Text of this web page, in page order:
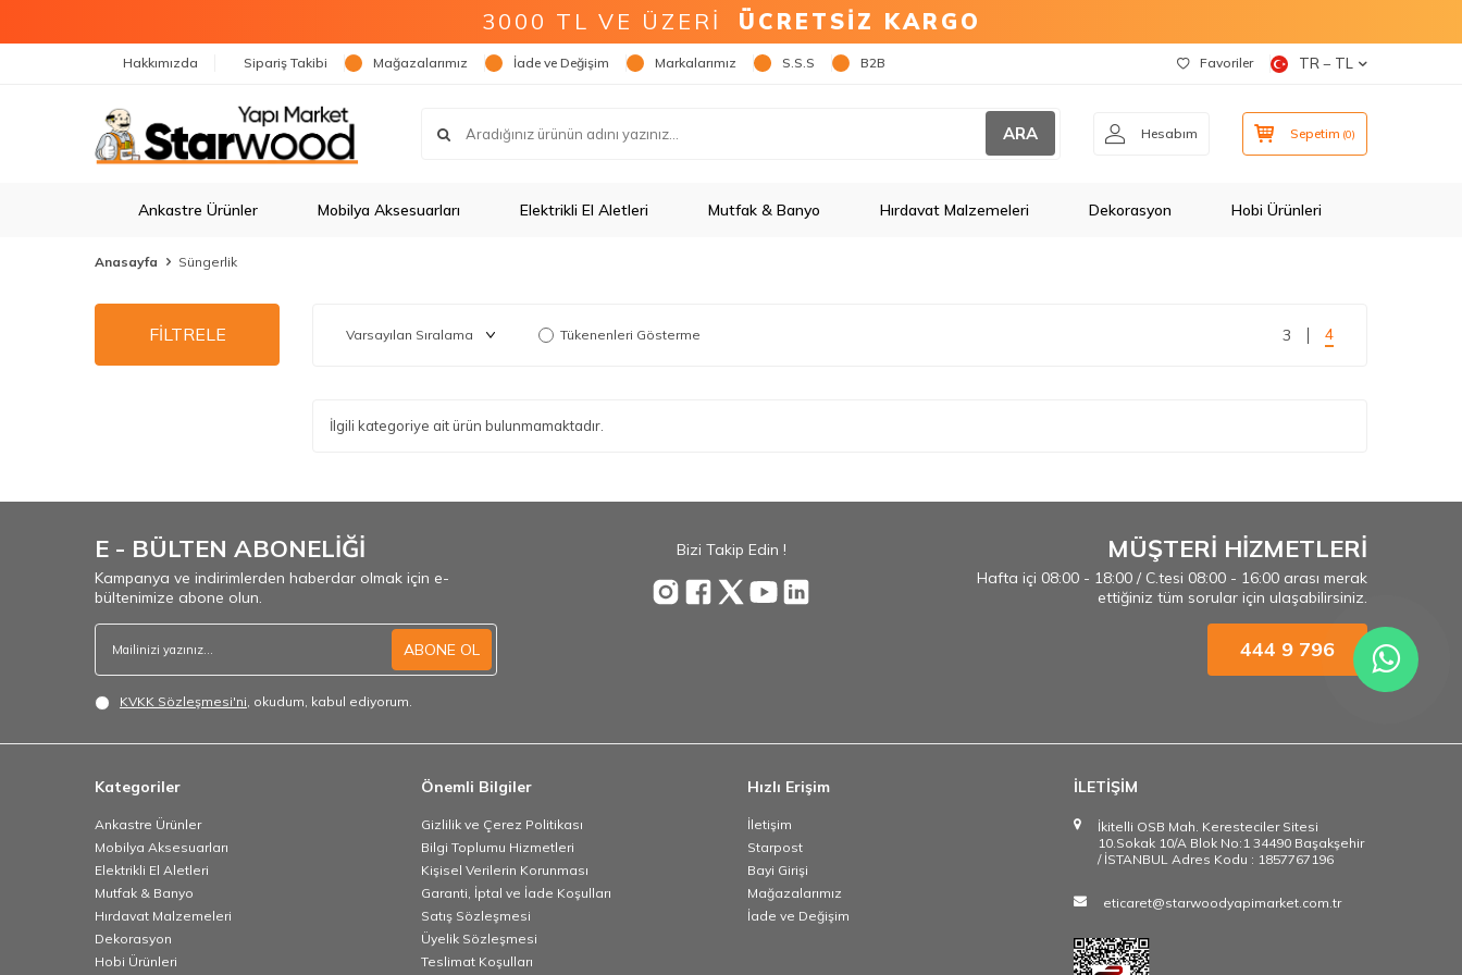
3000 TL VE ÜZERİ ÜCRETSİZ KARGO
Hakkımızda Sipariş Takibi Mağazalarımız İade ve Değişim Markalarımız S.S.S B2B Favoriler TR − TL
ARA Hesabım Sepetim (0)
Ankastre Ürünler Mobilya Aksesuarları Elektrikli El Aletleri Mutfak & Banyo Hırdavat Malzemeleri Dekorasyon Hobi Ürünleri
Anasayfa Süngerlik
FİLTRELE Tükenenleri Gösterme 3 4
İlgili kategoriye ait ürün bulunmamaktadır.
E - BÜLTEN ABONELİĞİ
Kampanya ve indirimlerden haberdar olmak için e-
bültenimize abone olun.
ABONE OL
KVKK Sözleşmesi'ni, okudum, kabul ediyorum.
Bizi Takip Edin ! MÜŞTERİ HİZMETLERİ
Hafta içi 08:00 - 18:00 / C.tesi 08:00 - 16:00 arası merak
ettiğiniz tüm sorular için ulaşabilirsiniz.
444 9 796
Kategoriler
Ankastre Ürünler
Mobilya Aksesuarları
Elektrikli El Aletleri
Mutfak & Banyo
Hırdavat Malzemeleri
Dekorasyon
Hobi Ürünleri
Önemli Bilgiler
Gizlilik ve Çerez Politikası
Bilgi Toplumu Hizmetleri
Kişisel Verilerin Korunması
Garanti, İptal ve İade Koşulları
Satış Sözleşmesi
Üyelik Sözleşmesi
Teslimat Koşulları
Hızlı Erişim
İletişim
Starpost
Bayi Girişi
Mağazalarımız
İade ve Değişim
İLETİŞİM
İkitelli OSB Mah. Keresteciler Sitesi
10.Sokak 10/A Blok No:1 34490 Başakşehir
/ İSTANBUL Adres Kodu : 1857767196
eticaret@starwoodyapimarket.com.tr